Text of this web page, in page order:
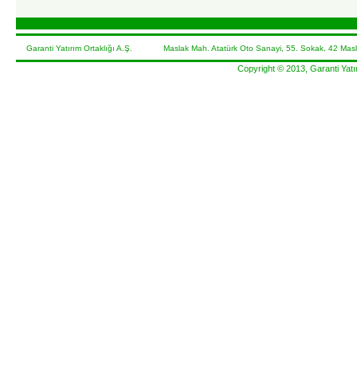
Garanti Yatırım Ortaklığı A.Ş. Maslak Mah. Atatürk Oto Sanayi, 55. Sokak, 42
Copyright © 2013, Garanti